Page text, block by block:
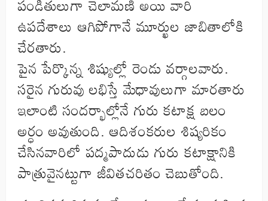
ఉపదేశాలు ఆగిపోగానే మూర్ఖుల జాబితాలోకి
చేరతారు.
పైన పేర్కొన్న శిష్యుల్లో రెండు వర్గాలవారు.
సరైన గురువు లభిస్తే మేధావులుగా మారతారు
ఇలాంటి సందర్భాల్లోనే గురు కటాక్ష బలం
అర్ధం అవుతుంది. ఆదిశంకరుల శిష్యరికం
చేసినవారిలో పద్మపాదుడు గురు కటాక్షానికి
పాత్రువైనట్టుగా జీవితచరితం చెబుతోంది.